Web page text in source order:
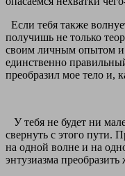
Если тебя также
получишь не только
своим личным опытом и
единственно
преобразил мое тело и,
У тебя не будет ни
свернуть с этого пути.
на одной волне и на
энтузиазма